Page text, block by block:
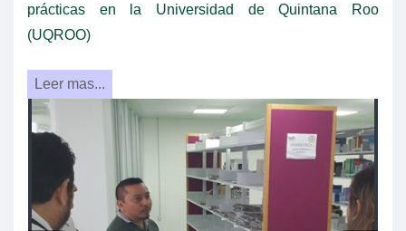
prácticas en la Universidad de Quintana Roo
(UQROO)
Leer mas...